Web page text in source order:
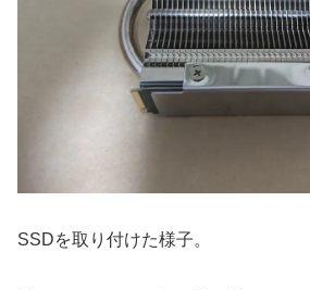
SSDを取り付けた様子。